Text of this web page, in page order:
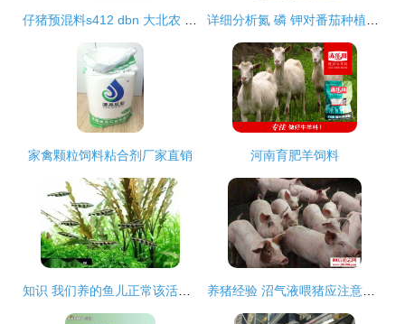
家禽颗粒饲料粘合剂厂家直销 河南育肥羊饲料